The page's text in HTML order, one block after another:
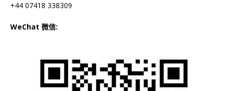
+44 07418 338309
WeChat 微信: